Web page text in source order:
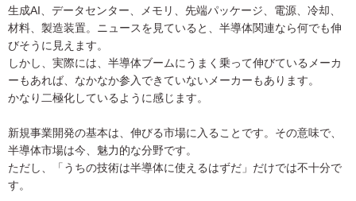
生成AI、データセンター、メモリ、先端パッケージ、電源、冷却、
材料、製造装置。ニュースを見ていると、半導体関連なら何でも伸
びそうに見えます。
しかし、実際には、半導体ブームにうまく乗って伸びているメーカ
ーもあれば、なかなか参入できていないメーカーもあります。
かなり二極化しているように感じます。
新規事業開発の基本は、伸びる市場に入ることです。その意味で、
半導体市場は今、魅力的な分野です。
ただし、「うちの技術は半導体に使えるはずだ」だけでは不十分で
す。